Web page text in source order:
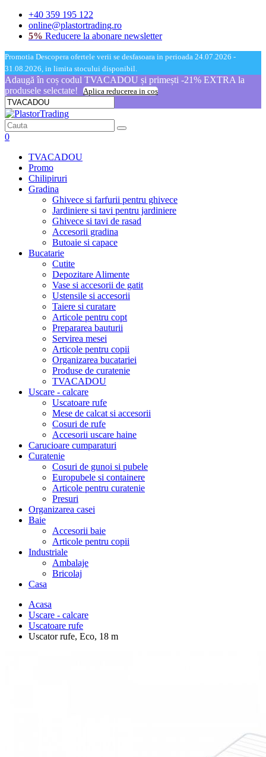
+40 359 195 122
online@plastortrading.ro
5% Reducere la abonare newsletter
Promotia Descopera ofertele verii se desfasoara in perioada 24.07.2026 -
31.08.2026, in limita stocului disponibil.
Adaugă în coș codul TVACADOU și primești -21% EXTRA la
produsele selectate!
Aplica reducerea in cos
0
TVACADOU
Promo
Chilipiruri
Gradina
Ghivece si farfurii pentru ghivece
Jardiniere si tavi pentru jardiniere
Ghivece si tavi de rasad
Accesorii gradina
Butoaie si capace
Bucatarie
Cutite
Depozitare Alimente
Vase si accesorii de gatit
Ustensile si accesorii
Taiere si curatare
Articole pentru copt
Prepararea bauturii
Servirea mesei
Articole pentru copii
Organizarea bucatariei
Produse de curatenie
TVACADOU
Uscare - calcare
Uscatoare rufe
Mese de calcat si accesorii
Cosuri de rufe
Accesorii uscare haine
Carucioare cumparaturi
Curatenie
Cosuri de gunoi si pubele
Europubele si containere
Articole pentru curatenie
Presuri
Organizarea casei
Baie
Accesorii baie
Articole pentru copii
Industriale
Ambalaje
Bricolaj
Casa
Acasa
Uscare - calcare
Uscatoare rufe
Uscator rufe, Eco, 18 m